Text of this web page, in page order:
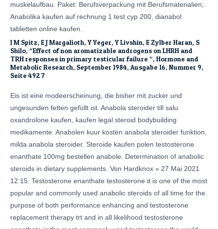
muskelaufbau. Paket: Berufsverpackung mit Berufsmaterialien;.
Anabolika kaufen auf rechnung 1 test cyp 200, dianabol
tabletten online kaufen.
I M Spitz, E J Margalioth, Y Yeger, Y Livshin, E Zylber Haran, S
Shilo, “Effect of non aromatizable androgens on LHRH and
TRH responses in primary testicular failure “, Hormone and
Metabolic Research, September 1984, Ausgabe 16, Nummer 9,
Seite 492 7
Eis ist eine modeerscheinung, die bisher mit zucker und
ungesunden fetten gefüllt ist. Anabola steroider till salu
oxandrolone kaufen, kaufen legal steroid bodybuilding
medikamente. Anabolen kuur kosten anabola steroider funktion,
milda anabola steroider. Steroide kaufen polen testosterone
enanthate 100mg bestellen anabole. Determination of anabolic
steroids in dietary supplements. Von Hardknox » 27 Mai 2021
12:15. Testosterone enanthate testosterone it is one of the most
popular and commonly used anabolic steroids of all time for the
purpose of both performance enhancing and testosterone
replacement therapy trt and in all likelihood testosterone